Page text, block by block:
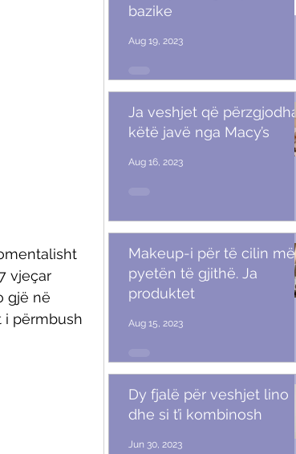
vjeçar
gjë në
i përmbush
bazike
Aug 19, 2023
Ja veshjet që përzgjodha
këtë javë nga Macy’s
Aug 16, 2023
Makeup-i për të cilin më
pyetën të gjithë. Ja
produktet
Aug 15, 2023
Dy fjalë për veshjet lino
dhe si t’i kombinosh
Jun 30, 2023